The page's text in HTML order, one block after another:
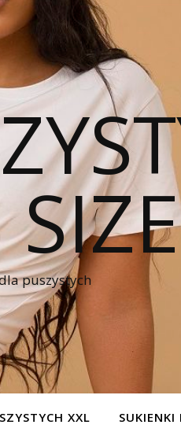
puszystych
XXL SUKIENKI